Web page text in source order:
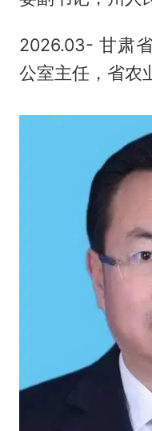
2026.03- 甘肃
公室主任，省农